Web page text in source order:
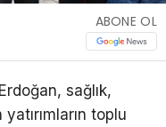
ABONE OL
sağlık,
toplu